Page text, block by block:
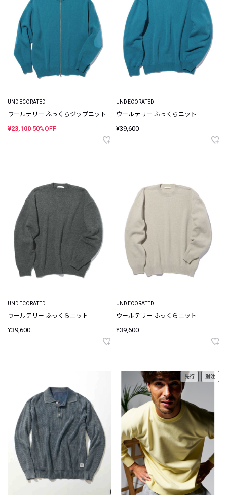
UNDECORATED
ウールテリー ふっくらジップニット
¥23,100 50%OFF
UNDECORATED
ウールテリー ふっくらニット
¥39,600
UNDECORATED
ウールテリー ふっくらニット
¥39,600
UNDECORATED
ウールテリー ふっくらニット
¥39,600
先行 別注